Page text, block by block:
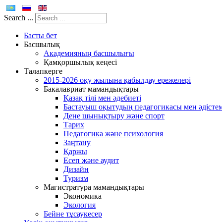
Search ...
Басты бет
Басшылық
Академияның басшылығы
Қамқоршылық кеңесі
Талапкерге
2015-2026 оқу жылына қабылдау ережелері
Бакалавриат мамандықтары
Қазақ тілі мен әдебиеті
Бастауыш оқытудың педагогикасы мен
Дене шынықтыру және спорт
Тарих
Педагогика және психология
Заңтану
Қаржы
Есеп және аудит
Дизайн
Туризм
Магистратура мамандықтары
Экономика
Экология
Бейне тұсаукесер